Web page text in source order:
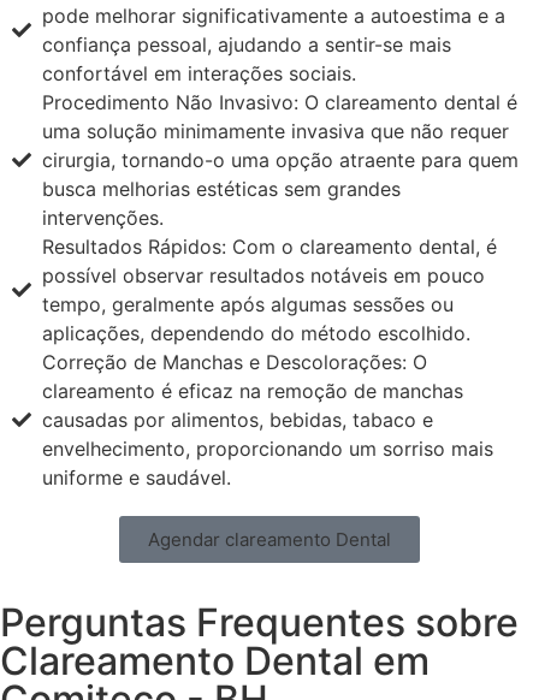
pode melhorar significativamente a autoestima e a
confiança pessoal, ajudando a sentir-se mais
confortável em interações sociais.
Procedimento Não Invasivo: O clareamento dental é
uma solução minimamente invasiva que não requer
cirurgia, tornando-o uma opção atraente para quem
busca melhorias estéticas sem grandes
intervenções.
Resultados Rápidos: Com o clareamento dental, é
possível observar resultados notáveis em pouco
tempo, geralmente após algumas sessões ou
aplicações, dependendo do método escolhido.
Correção de Manchas e Descolorações: O
clareamento é eficaz na remoção de manchas
causadas por alimentos, bebidas, tabaco e
envelhecimento, proporcionando um sorriso mais
uniforme e saudável.
Agendar clareamento Dental
Perguntas Frequentes sobre
Clareamento Dental em